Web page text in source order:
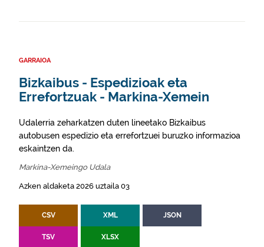
GARRAIOA
Bizkaibus - Espedizioak eta
Errefortzuak - Markina-Xemein
Udalerria zeharkatzen duten lineetako Bizkaibus
autobusen espedizio eta errefortzuei buruzko informazioa
eskaintzen da.
Markina-Xemeingo Udala
Azken aldaketa 2026 uztaila 03
CSV XML JSON
TSV XLSX